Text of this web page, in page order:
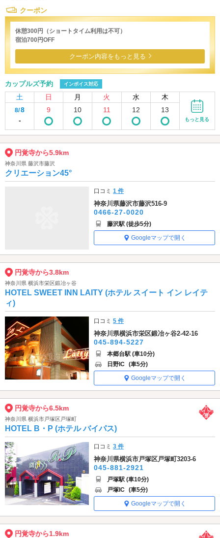
クーポン
休憩300円（ショートタイム利用は不可）
宿泊700円OFF
クーポン内容をもっと見る
カップルズ予約 インボイス対応
土 日 月 火 水 木
8/8
-
9 10 11 12 13
もっと見る
円覚寺から5.9km
神奈川県 藤沢市藤沢
クリエーション45°
口コミ1 件
神奈川県藤沢市藤沢516-9
0466-27-0020
藤沢駅 (徒歩5分)
Googleマップで開く
円覚寺から3.8km
神奈川県 横浜市栄区鍛冶ヶ谷
HOTEL SWEET INN LAITY (ホテル スイート イン レイテ
ィ)
口コミ5 件
神奈川県横浜市栄区鍛冶ヶ谷2-42-16
045-894-5227
本郷台駅 (車10分)
日野IC (車5分)
Googleマップで開く
円覚寺から6.5km
神奈川県 横浜市戸塚区戸塚町
HOTEL B・P (ホテル バイパス)
口コミ3 件
神奈川県横浜市戸塚区戸塚町3203-6
045-881-2921
戸塚駅 (車10分)
戸塚IC (車5分)
Googleマップで開く
円覚寺から1.9km